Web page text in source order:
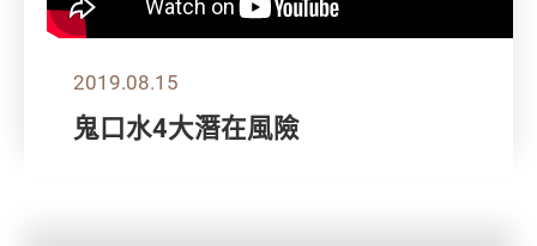
2019.08.15
鬼口水4大潛在風險